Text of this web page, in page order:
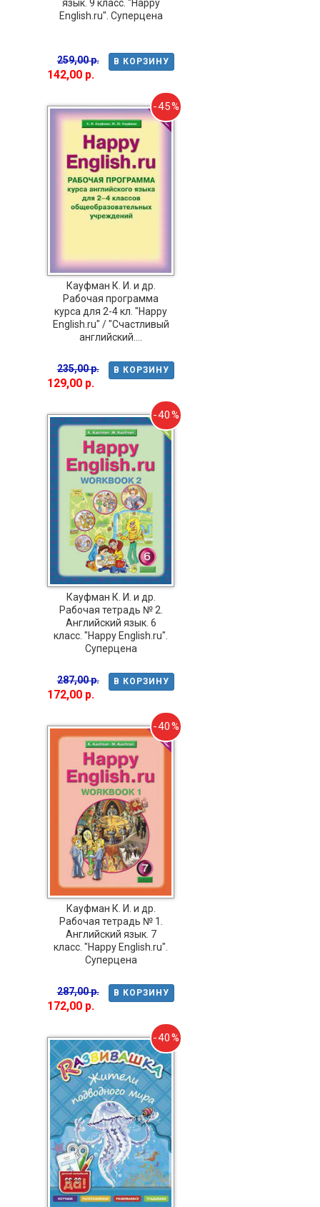
язык. 9 класс. "Happy
English.ru". Суперцена
В КОРЗИНУ
259,00 р.
142,00 р.
-45%
Кауфман К. И. и др.
Рабочая программа
курса для 2-4 кл. "Happy
English.ru" / "Счастливый
английский....
В КОРЗИНУ
235,00 р.
129,00 р.
-40%
Кауфман К. И. и др.
Рабочая тетрадь № 2.
Английский язык. 6
класс. "Happy English.ru".
Суперцена
В КОРЗИНУ
287,00 р.
172,00 р.
-40%
Кауфман К. И. и др.
Рабочая тетрадь № 1.
Английский язык. 7
класс. "Happy English.ru".
Суперцена
В КОРЗИНУ
287,00 р.
172,00 р.
-40%